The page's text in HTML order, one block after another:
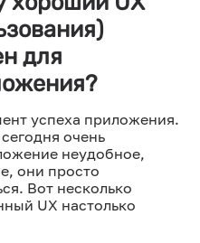
для
успеха приложения.
очень
неудобное,
они просто
Вот несколько
UX настолько